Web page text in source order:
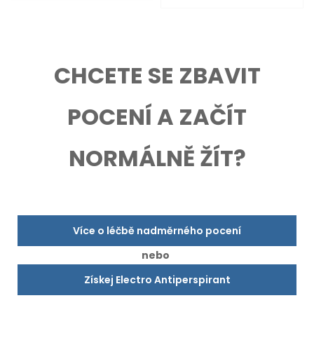
CHCETE SE ZBAVIT
POCENÍ A ZAČÍT
NORMÁLNĚ ŽÍT?
Více o léčbě nadměrného pocení
nebo
Získej Electro Antiperspirant